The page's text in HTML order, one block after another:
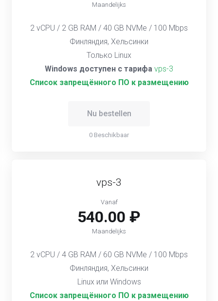
Maandelijks
2 vCPU / 2 GB RAM / 40 GB NVMe / 100 Mbps
Финляндия, Хельсинки
Только Linux
Windows доступен с тарифа vps-3
Список запрещённого ПО к размещению
Nu bestellen
0 Beschikbaar
vps-3
Vanaf
540.00 ₽
Maandelijks
2 vCPU / 4 GB RAM / 60 GB NVMe / 100 Mbps
Финляндия, Хельсинки
Linux или Windows
Список запрещённого ПО к размещению